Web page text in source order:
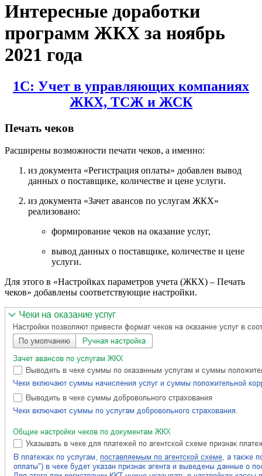
Интересные доработки
программ ЖКХ за ноябрь
2021 года
1С: Учет в управляющих компаниях
ЖКХ, ТСЖ и ЖСК
Печать чеков
Расширены возможности печати чеков, а именно:
из документа «Регистрация оплаты» добавлен вывод
данных о поставщике, количестве и цене услуги.
из документа «Зачет авансов по услугам ЖКХ»
реализовано:
формирование чеков на оказание услуг,
вывод данных о поставщике, количестве и цене
услуги.
Для этого в «Настройках параметров учета (ЖКХ) – Печать
чеков» добавлены соответствующие настройки.